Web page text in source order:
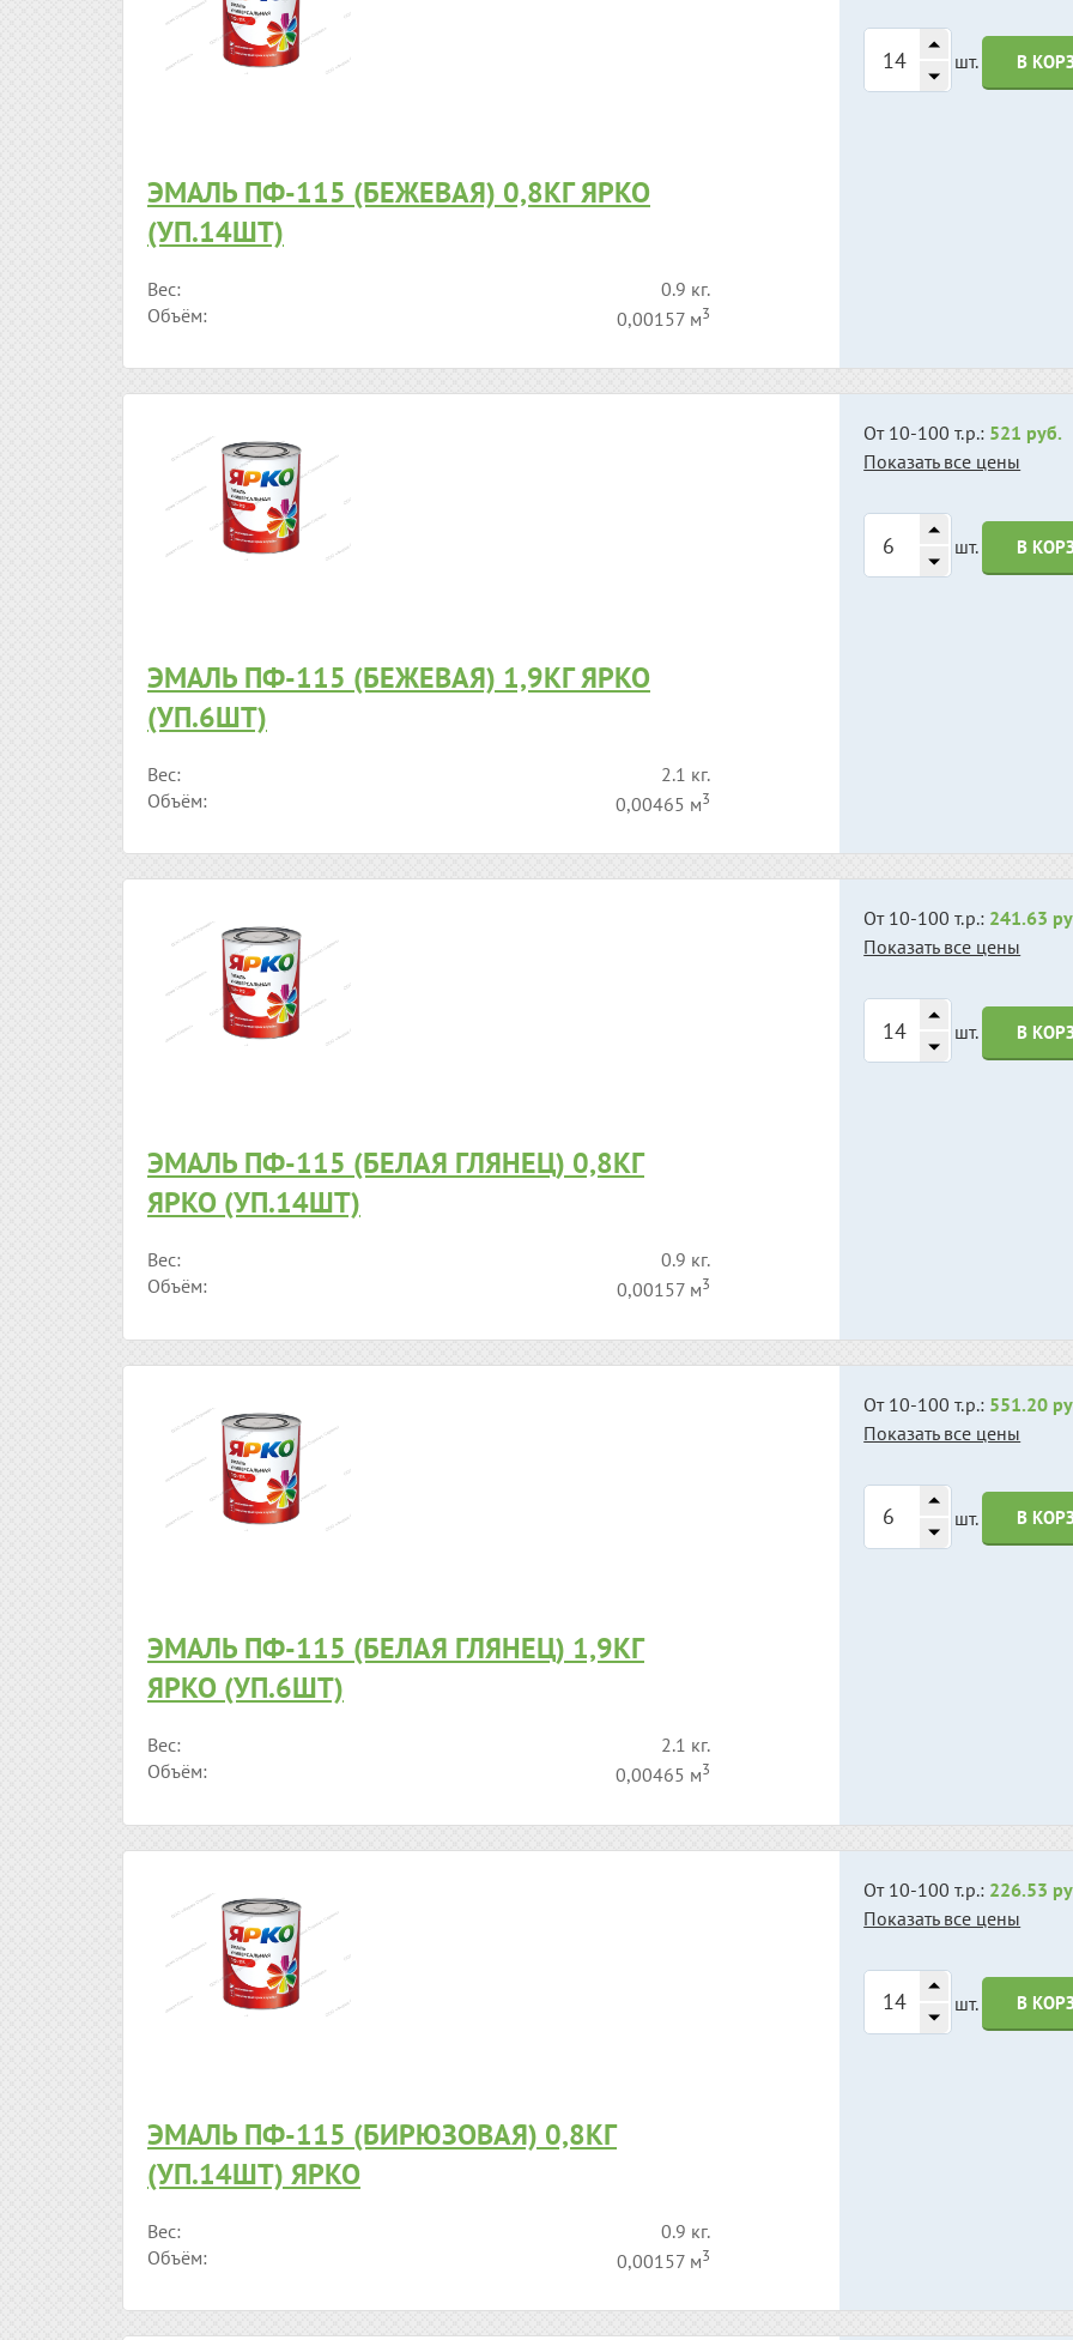
ЭМАЛЬ ПФ-115 (БЕЖЕВАЯ) 0,8КГ ЯРКО
(УП.14ШТ)
Вес:
0.9 кг.
Объём:
0,00157 м3
шт. В
ЭМАЛЬ ПФ-115 (БЕЖЕВАЯ) 1,9КГ ЯРКО
(УП.6ШТ)
Вес:
2.1 кг.
Объём:
0,00465 м3
От 10-100 т.р.: 521 руб.
Показать все цены
шт. В
ЭМАЛЬ ПФ-115 (БЕЛАЯ ГЛЯНЕЦ) 0,8КГ
ЯРКО (УП.14ШТ)
Вес:
0.9 кг.
Объём:
0,00157 м3
От 10-100 т.р.: 241.63
Показать все цены
шт. В
ЭМАЛЬ ПФ-115 (БЕЛАЯ ГЛЯНЕЦ) 1,9КГ
ЯРКО (УП.6ШТ)
Вес:
2.1 кг.
Объём:
0,00465 м3
От 10-100 т.р.: 551.20
Показать все цены
шт. В
ЭМАЛЬ ПФ-115 (БИРЮЗОВАЯ) 0,8КГ
(УП.14ШТ) ЯРКО
Вес:
0.9 кг.
Объём:
0,00157 м3
От 10-100 т.р.: 226.53
Показать все цены
шт. В